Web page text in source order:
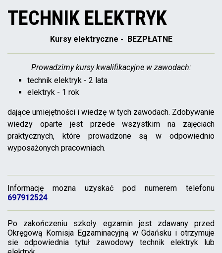
TECHNIK ELEKTRYK
Kursy elektryczne - BEZPŁATNE
Prowadzimy kursy kwalifikacyjne w zawodach:
technik elektryk - 2 lata
elektryk - 1 rok
dające umiejętności i wiedzę w tych zawodach. Zdobywanie
wiedzy oparte jest przede wszystkim na zajęciach
praktycznych, które prowadzone są w odpowiednio
wyposażonych pracowniach.
Informację mozna uzyskać pod numerem telefonu
697912524
Po zakończeniu szkoły egzamin jest zdawany przed
Okręgową Komisja Egzaminacyjną w Gdańsku i otrzymuje
sie odpowiednia tytuł zawodowy technik elektryk lub